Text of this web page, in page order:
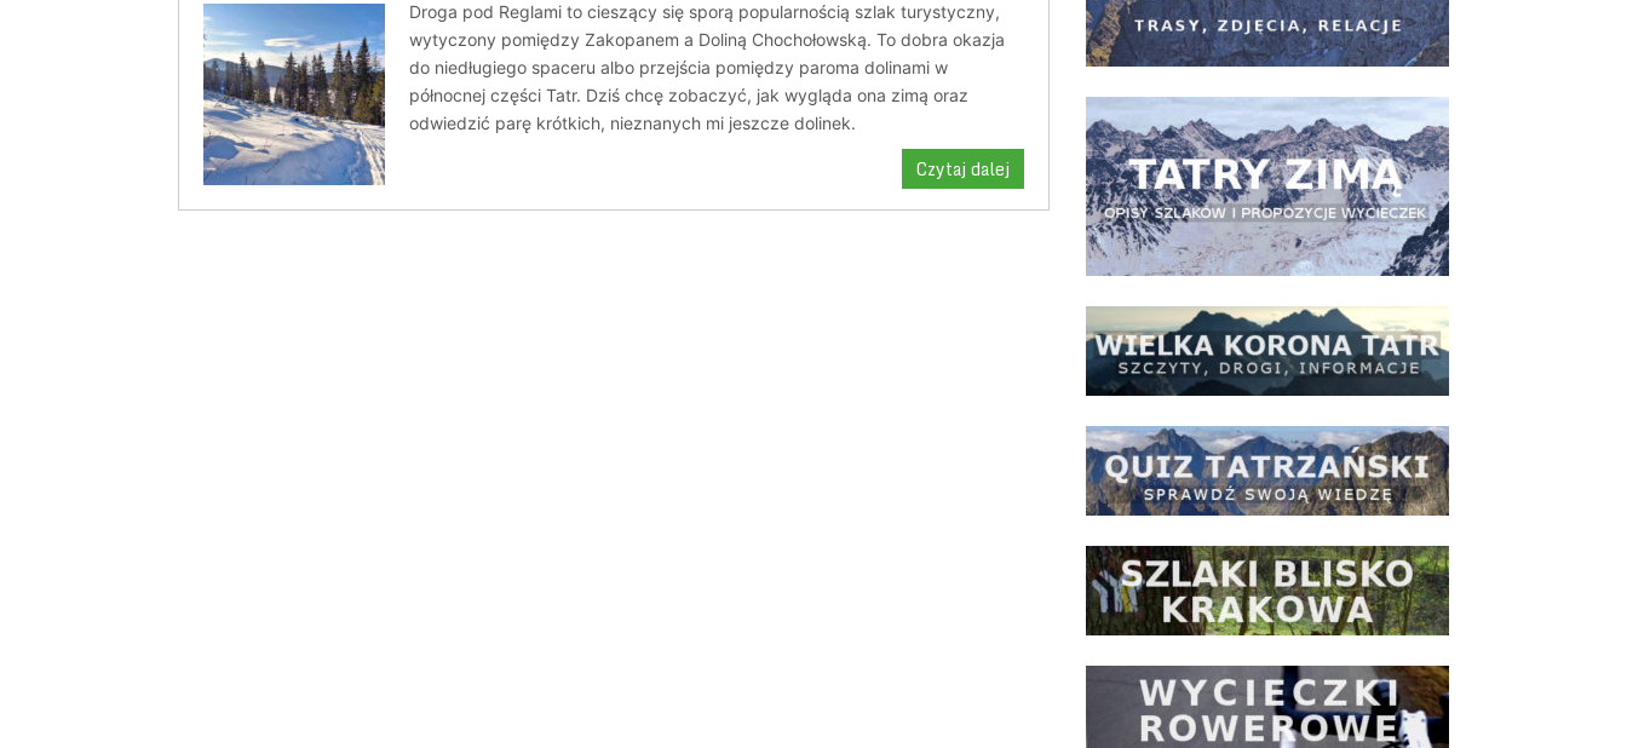
Droga pod Reglami to cieszący się sporą popularnością szlak turystyczny,
wytyczony pomiędzy Zakopanem a Doliną Chochołowską. To dobra okazja
do niedługiego spaceru albo przejścia pomiędzy paroma dolinami w
północnej części Tatr. Dziś chcę zobaczyć, jak wygląda ona zimą oraz
odwiedzić parę krótkich, nieznanych mi jeszcze dolinek.
Czytaj dalej